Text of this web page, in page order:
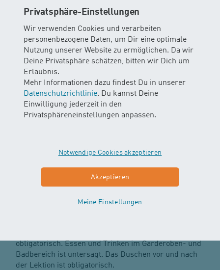
Privatsphäre-Einstellungen
Wir verwenden Cookies und verarbeiten
personenbezogene Daten, um Dir eine optimale
Nutzung unserer Website zu ermöglichen. Da wir
Deine Privatsphäre schätzen, bitten wir Dich um
Erlaubnis.
Mehr Informationen dazu findest Du in unserer
Datenschutzrichtlinie. Du kannst Deine
Einwilligung jederzeit in den
Privatsphäreneinstellungen anpassen.
Notwendige Cookies akzeptieren
Akzeptieren
Meine Einstellungen
Let‘s Swim:Die Eltern / Begleitperson tragen/trägt
während der Lektion für das angemeldete Kind
verantwortlich. Die Aufsichtspflicht der Kursleitung
endet nach der Verabschiedung der Gruppe am Check
Drop In:Die Kursteilnehmer tragen vor, während und
nach den Lektionen die volle Verantwortung für die
13.1 Generelles
Es gelten die jeweiligen Vorgaben und Regeln der
eingehalten werden. Den Anweisungen der
obligatorisch. Essen und Trinken im Garderoben- und
Badbereich ist untersagt. Das Duschen vor und nach
der Lektion ist obligatorisch.